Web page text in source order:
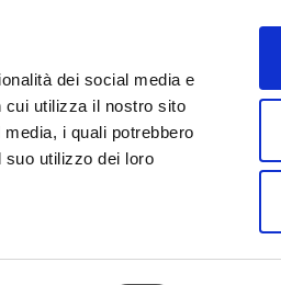
dei social media e
cui utilizza il nostro sito
i quali potrebbero
suo utilizzo dei loroCognome Associato
Nome Associato